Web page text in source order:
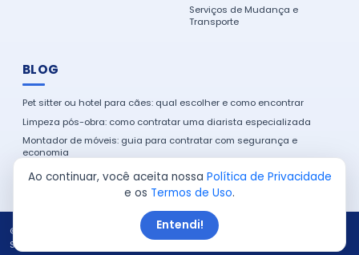
Serviços de Mudança e
Transporte
BLOG
Pet sitter ou hotel para cães: qual escolher e como encontrar
Limpeza pós-obra: como contratar uma diarista especializada
Montador de móveis: guia para contratar com segurança e
economia
Como encontrar um eletricista de confiança na sua cidade
© 2026 Serviço em Casa. Todos os direitos reservados.
Site produzido por:
Almeida Sites
Ao continuar, você aceita nossa Política de Privacidade
e os Termos de Uso.
Entendi!